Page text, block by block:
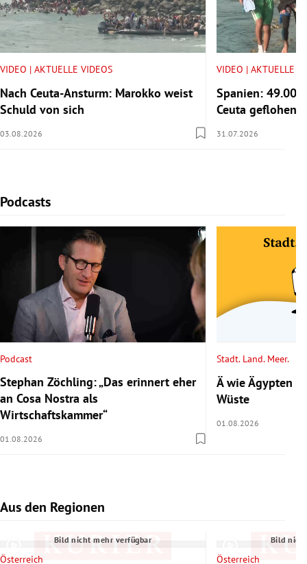
Untermenü
VIDEO | AKTUELLE VIDEOS
Nach Ceuta-Ansturm: Marokko weist
Schuld von sich
03.08.2026
VIDEO | AKTUELLE
Spanien:
Ceuta geflohen
31.07.2026
Podcasts
Slide 1 von 6
Podcast
Stephan Zöchling: „Das erinnert eher
an Cosa Nostra als
Wirtschaftskammer“
01.08.2026
Stadt. Land. Meer.
Ä wie Ägypten
Wüste
01.08.2026
Aus den Regionen
Slide 1 von 7
Bild nicht mehr verfügbar
Österreich
Bild
Österreich